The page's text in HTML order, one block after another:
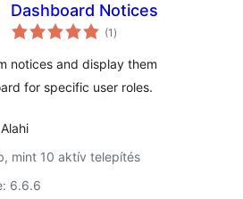
Dashboard Notices
(1 értékelés
összesen
)
notices and display them
for specific user roles.
mint 10 aktív telepítés
6.6.6